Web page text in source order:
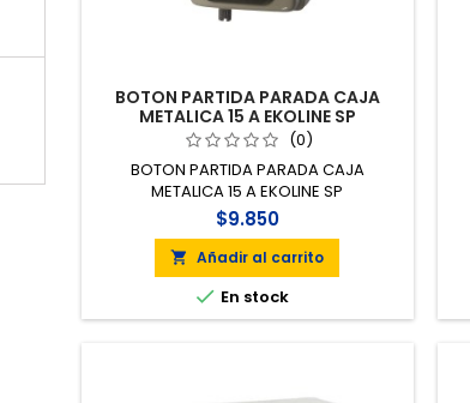
BOTON PARTIDA PARADA CAJA
METALICA 15 A EKOLINE SP
(0)
BOTON PARTIDA PARADA CAJA
METALICA 15 A EKOLINE SP
$9.850
 Añadir al carrito
 En stock